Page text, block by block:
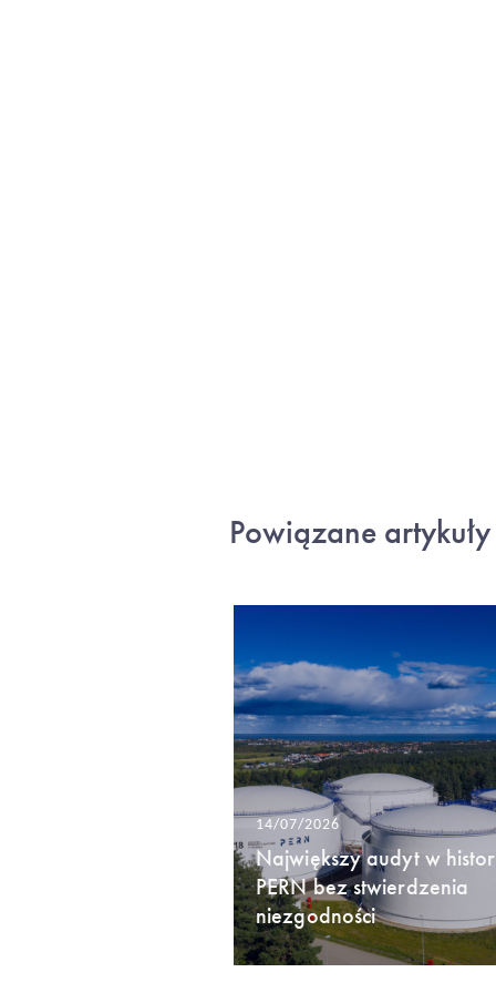
Powiązane artykuły
14/07/2026
Największy audyt w
PERN bez stwierdzenia
niezgodności